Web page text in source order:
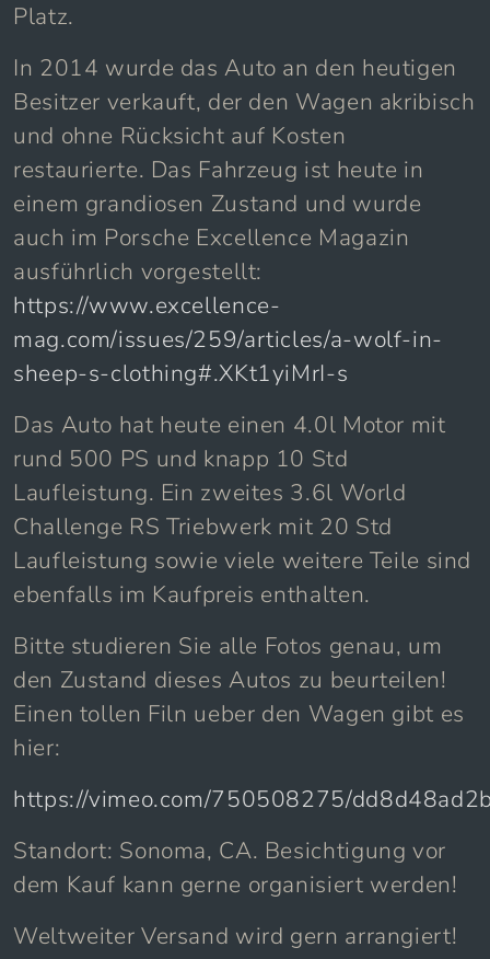
Platz.
In 2014 wurde das Auto an den heutigen
Besitzer verkauft, der den Wagen akribisch
und ohne Rücksicht auf Kosten
restaurierte. Das Fahrzeug ist heute in
einem grandiosen Zustand und wurde
auch im Porsche Excellence Magazin
ausführlich vorgestellt:
https://www.excellence-
mag.com/issues/259/articles/a-wolf-in-
sheep-s-clothing#.XKt1yiMrI-s
Das Auto hat heute einen 4.0l Motor mit
rund 500 PS und knapp 10 Std
Laufleistung. Ein zweites 3.6l World
Challenge RS Triebwerk mit 20 Std
Laufleistung sowie viele weitere Teile sind
ebenfalls im Kaufpreis enthalten.
Bitte studieren Sie alle Fotos genau, um
den Zustand dieses Autos zu beurteilen!
Einen tollen Filn ueber den Wagen gibt es
hier:
https://vimeo.com/750508275/
Standort: Sonoma, CA. Besichtigung vor
dem Kauf kann gerne organisiert werden!
Weltweiter Versand wird gern arrangiert!